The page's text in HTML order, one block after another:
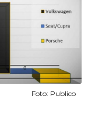
Foto: Publico